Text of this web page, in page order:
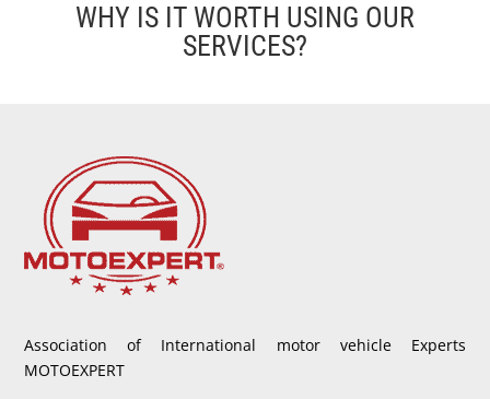
WHY IS IT WORTH USING OUR
SERVICES?
Association of International motor vehicle Experts
MOTOEXPERT